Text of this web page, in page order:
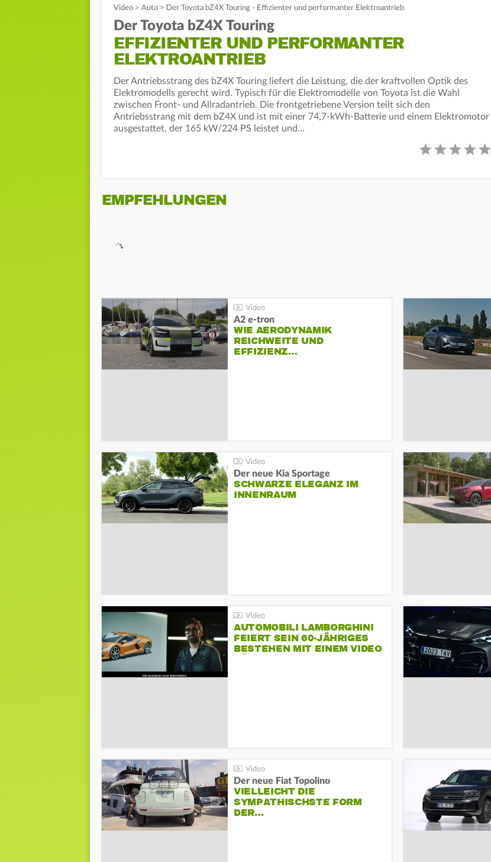
Video > Auto > Der Toyota bZ4X Touring - Effizienter und performanter Elektroantrieb
Der Toyota bZ4X Touring
EFFIZIENTER UND PERFORMANTER
ELEKTROANTRIEB
Der Antriebsstrang des bZ4X Touring liefert die Leistung, die der kraftvollen Optik des
Elektromodells gerecht wird. Typisch für die Elektromodelle von Toyota ist die Wahl
zwischen Front- und Allradantrieb. Die frontgetriebene Version teilt sich den
Antriebsstrang mit dem bZ4X und ist mit einer 74,7-kWh-Batterie und einem Elektromotor
ausgestattet, der 165 kW/224 PS leistet und…
EMPFEHLUNGEN
A2 e-tron
WIE AERODYNAMIK
REICHWEITE UND
EFFIZIENZ…
Der neue Kia Sportage
SCHWARZE ELEGANZ IM
INNENRAUM
AUTOMOBILI LAMBORGHINI
FEIERT SEIN 60-JÄHRIGES
BESTEHEN MIT EINEM VIDEO
Der neue Fiat Topolino
VIELLEICHT DIE
SYMPATHISCHSTE FORM
DER…